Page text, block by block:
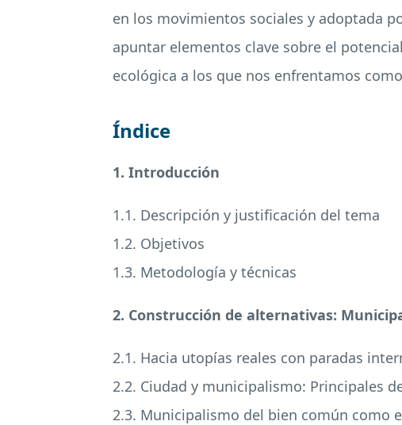
en los movimientos sociales y adoptada
apuntar elementos clave sobre el
ecológica a los que nos enfrentamos
Índice
1. Introducción
1.1. Descripción y justificación del tema
1.2. Objetivos
1.3. Metodología y técnicas
2. Construcción de alternativas:
2.1. Hacia utopías reales con paradas
2.2. Ciudad y municipalismo: Principales
2.3. Municipalismo del bien común como